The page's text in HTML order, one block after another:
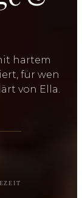
hartem
für wen
von Ella.